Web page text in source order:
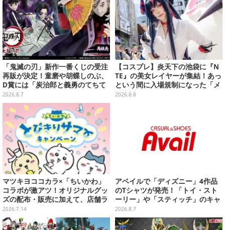
「鬼滅の刃」新作一番くじの受注
再販が決定！童磨や胡蝶しのぶ、
D賞には「炭治郎と義勇のてちて
ちフィギュア」も
2026.8.7
【コスプレ】炎天下の池袋に『N
TE』の美女レイヤーが集結！あっ
という間に入場規制になった「メ
ェメェ村の大冒険」をレポート
2026.8.8
マツキヨココカラ×「ちいかわ」
コラボが激アツ！オリジナルグッ
ズの配布・販売に加えて、店舗ラ
ッピングや”花火打ち上げ”まで盛
り沢山
2026.7.14
アベイルで「ディズニー」4作品
のTシャツが発売！「トイ・スト
ーリー」や「スティッチ」のキャ
ラを刺しゅうでデザイン
2026.8.7